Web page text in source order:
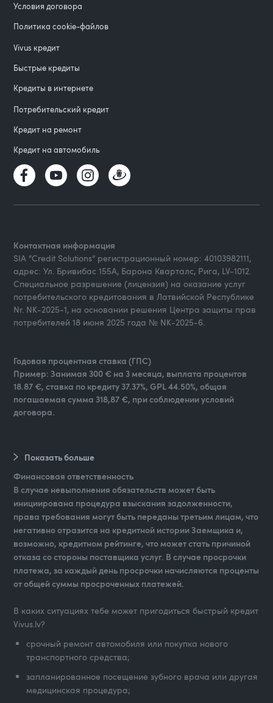
Условия договора
Политика cookie-файлов
Vivus кредит
Быстрые кредиты
Кредиты в интернете
Потребительский кредит
Кредит на ремонт
Кредит на автомобиль
Контактная информация
SIA “Credit Solutions” регистрационный номер: 40103982111,
адрес: Ул. Бривибас 155А, Барона Кварталс, Рига, LV-1012.
Специальное разрешение (лицензия) на оказание услуг
потребительского кредитования в Латвийской Республике
Nr. NK-2025-1, на основании решения Центра защиты прав
потребителей 18 июня 2025 года № NK-2025-6.
Годовая процентная ставка (ГПС)
Пример: Занимая 300 € на 3 месяца, выплата процентов
18.87 €, ставка по кредиту 37.37%, GPL 44.50%, общая
погашаемая сумма 318,87 €, при соблюдении условий
договора.
Показать больше
Финансовая ответственность
В случае невыполнения обязательств может быть
инициирована процедура взыскания задолженности,
права требования могут быть переданы третьим лицам, что
негативно отразится на кредитной истории Заемщика и,
возможно, кредитном рейтинге, что может стать причиной
отказа со стороны поставщика услуг. В случае просрочки
платежа, за каждый день просрочки начисляются проценты
от общей суммы просроченных платежей.
В каких ситуациях тебе может пригодиться быстрый кредит
Vivus.lv?
срочный ремонт автомобиля или покупка нового
транспортного средства;
запланированное посещение зубного врача или другая
медицинская процедура;